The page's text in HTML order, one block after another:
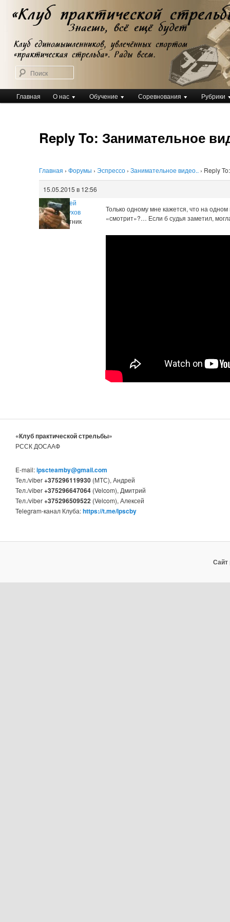
Перейти
основному
содержимому
Клуб практической стрельбы
Клуб практической стрельбы
Главное
меню
Главная О нас Обучение Соревнования Рубрики
Reply To: Занимательное
Главная › Форумы › Эспрессо › Занимательное видео.. › Reply
15.05.2015 в 12:56
Андрей
Кулабухов
Участник
Только одному мне кажется, что на
«смотрит»?… Если б судья заметил,
«Клуб практической стрельбы»
РССК ДОСААФ
E-mail:ipscteamby@gmail.com
Тел./viber+375296119930 (МТС), Андрей
Тел./viber+375296647064 (Velcom), Дмитрий
Тел./viber+375296509522 (Velcom), Алексей
Telegram-канал Клуба:https://t.me/ipscby
Сайт